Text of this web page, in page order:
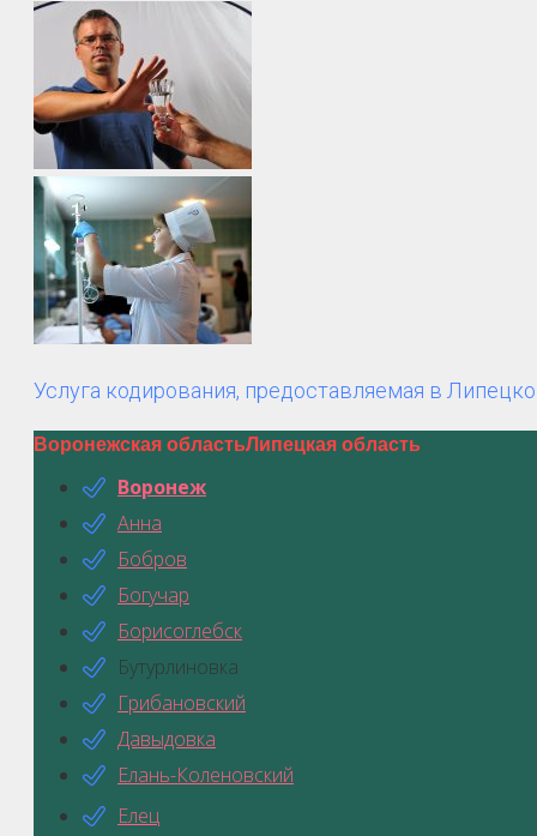
Услуга кодирования, предоставляемая в
Воронежская областьЛипецкая область
Воронеж
Анна
Бобров
Богучар
Борисоглебск
Бутурлиновка
Грибановский
Давыдовка
Елань-Коленовский
Елец